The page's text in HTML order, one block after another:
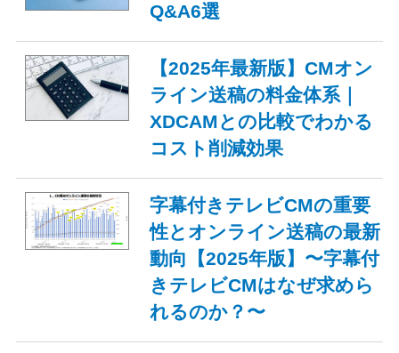
Q&A6選
【2025年最新版】CMオン
ライン送稿の料金体系｜
XDCAMとの比較でわかる
コスト削減効果
字幕付きテレビCMの重要
性とオンライン送稿の最新
動向【2025年版】〜字幕付
きテレビCMはなぜ求めら
れるのか？〜